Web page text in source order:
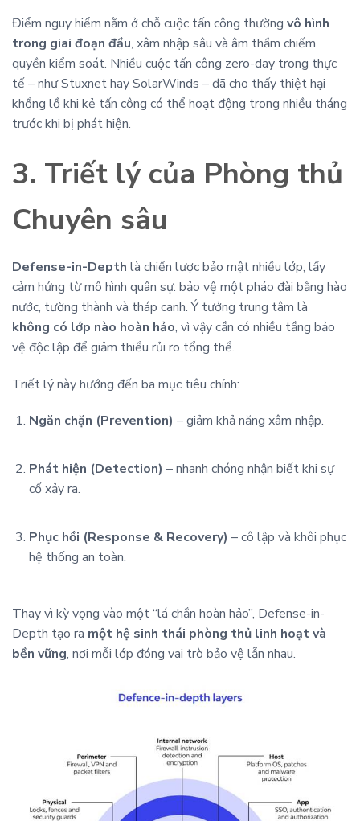
Điểm nguy hiểm nằm ở chỗ cuộc tấn công thường vô hình
trong giai đoạn đầu, xâm nhập sâu và âm thầm chiếm
quyền kiểm soát. Nhiều cuộc tấn công zero-day trong thực
tế – như Stuxnet hay SolarWinds – đã cho thấy thiệt hại
khổng lồ khi kẻ tấn công có thể hoạt động trong nhiều tháng
trước khi bị phát hiện.
3. Triết lý của Phòng thủ
Chuyên sâu
Defense-in-Depth là chiến lược bảo mật nhiều lớp, lấy
cảm hứng từ mô hình quân sự: bảo vệ một pháo đài bằng hào
nước, tường thành và tháp canh. Ý tưởng trung tâm là
không có lớp nào hoàn hảo, vì vậy cần có nhiều tầng bảo
vệ độc lập để giảm thiểu rủi ro tổng thể.
Triết lý này hướng đến ba mục tiêu chính:
Ngăn chặn (Prevention) – giảm khả năng xâm nhập.
Phát hiện (Detection) – nhanh chóng nhận biết khi sự
cố xảy ra.
Phục hồi (Response & Recovery) – cô lập và khôi phục
hệ thống an toàn.
Thay vì kỳ vọng vào một “lá chắn hoàn hảo”, Defense-in-
Depth tạo ra một hệ sinh thái phòng thủ linh hoạt và
bền vững, nơi mỗi lớp đóng vai trò bảo vệ lẫn nhau.